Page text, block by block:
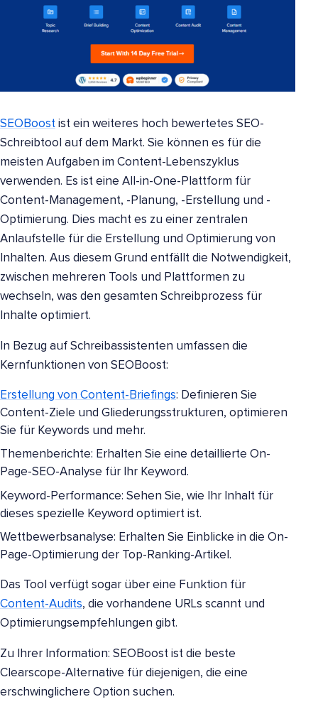
SEOBoost ist ein weiteres hoch bewertetes SEO-
Schreibtool auf dem Markt. Sie können es für die
meisten Aufgaben im Content-Lebenszyklus
verwenden. Es ist eine All-in-One-Plattform für
Content-Management, -Planung, -Erstellung und -
Optimierung. Dies macht es zu einer zentralen
Anlaufstelle für die Erstellung und Optimierung von
Inhalten. Aus diesem Grund entfällt die Notwendigkeit,
zwischen mehreren Tools und Plattformen zu
wechseln, was den gesamten Schreibprozess für
Inhalte optimiert.
In Bezug auf Schreibassistenten umfassen die
Kernfunktionen von SEOBoost:
Erstellung von Content-Briefings: Definieren Sie
Content-Ziele und Gliederungsstrukturen, optimieren
Sie für Keywords und mehr.
Themenberichte: Erhalten Sie eine detaillierte On-
Page-SEO-Analyse für Ihr Keyword.
Keyword-Performance: Sehen Sie, wie Ihr Inhalt für
dieses spezielle Keyword optimiert ist.
Wettbewerbsanalyse: Erhalten Sie Einblicke in die On-
Page-Optimierung der Top-Ranking-Artikel.
Das Tool verfügt sogar über eine Funktion für
Content-Audits, die vorhandene URLs scannt und
Optimierungsempfehlungen gibt.
Zu Ihrer Information: SEOBoost ist die beste
Clearscope-Alternative für diejenigen, die eine
erschwinglichere Option suchen.